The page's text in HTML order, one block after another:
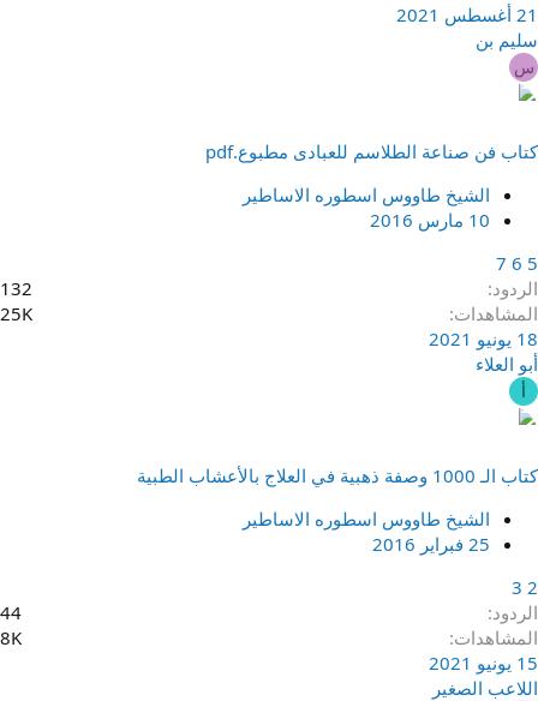
21 أغسطس 2021
سليم بن
س
كتاب فن صناعة الطلاسم للعبادى مطبوع.pdf
الشيخ طاووس اسطوره الاساطير
10 مارس 2016
5
6
7
الردود
132
المشاهدات
25K
18 يونيو 2021
أبو العلاء
أ
كتاب الـ 1000 وصفة ذهبية في العلاج بالأعشاب الطبية
الشيخ طاووس اسطوره الاساطير
25 فبراير 2016
2
3
الردود
44
المشاهدات
8K
15 يونيو 2021
اللاعب الصغير